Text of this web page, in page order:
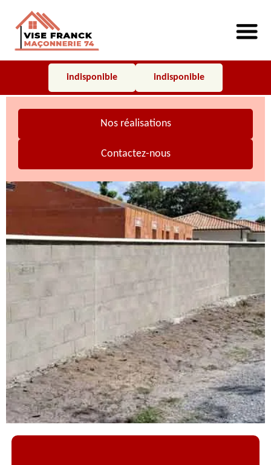
indisponible indisponible
Nos réalisations
Contactez-nous